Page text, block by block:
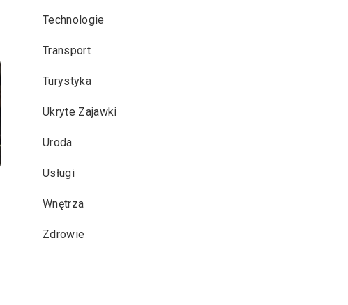
Technologie
Transport
Turystyka
Ukryte Zajawki
Uroda
Usługi
Wnętrza
Zdrowie